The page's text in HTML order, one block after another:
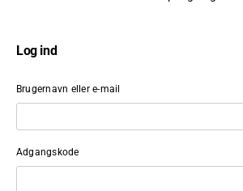
Log ind
Brugernavn eller e-mail
Adgangskode